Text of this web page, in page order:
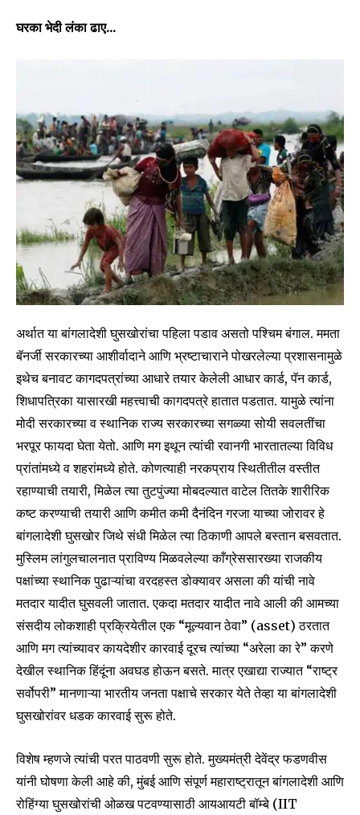
घरका भेदी लंका ढाए…
अर्थात या बांगलादेशी घुसखोरांचा पहिला पडाव असतो पश्चिम बंगाल. ममता
बॅनर्जी सरकारच्या आशीर्वादाने आणि भ्रष्टाचाराने पोखरलेल्या प्रशासनामुळे
इथेच बनावट कागदपत्रांच्या आधारे तयार केलेली आधार कार्ड, पॅन कार्ड,
शिधापत्रिका यासारखी महत्त्वाची कागदपत्रे हातात पडतात. यामुळे त्यांना
मोदी सरकारच्या व स्थानिक राज्य सरकारच्या सगळ्या सोयी सवलतींचा
भरपूर फायदा घेता येतो. आणि मग इथून त्यांची रवानगी भारतातल्या विविध
प्रांतांमध्ये व शहरांमध्ये होते. कोणत्याही नरकप्राय स्थितीतील वस्तीत
रहाण्याची तयारी, मिळेल त्या तुटपुंज्या मोबदल्यात वाटेल तितके शारीरिक
कष्ट करण्याची तयारी आणि कमीत कमी दैनंदिन गरजा याच्या जोरावर हे
बांगलादेशी घुसखोर जिथे संधी मिळेल त्या ठिकाणी आपले बस्तान बसवतात.
मुस्लिम लांगुलचालनात प्राविण्य मिळवलेल्या काँग्रेससारख्या राजकीय
पक्षांच्या स्थानिक पुढाऱ्यांचा वरदहस्त डोक्यावर असला की यांची नावे
मतदार यादीत घुसवली जातात. एकदा मतदार यादीत नावे आली की आमच्या
संसदीय लोकशाही प्रक्रियेतील एक “मूल्यवान ठेवा” (asset) ठरतात
आणि मग त्यांच्यावर कायदेशीर कारवाई दूरच त्यांच्या “अरेला का रे” करणे
देखील स्थानिक हिंदूंना अवघड होऊन बसते. मात्र एखाद्या राज्यात “राष्ट्र
सर्वोपरी” मानणाऱ्या भारतीय जनता पक्षाचे सरकार येते तेव्हा या बांगलादेशी
घुसखोरांवर धडक कारवाई सुरू होते.
विशेष म्हणजे त्यांची परत पाठवणी सुरू होते. मुख्यमंत्री देवेंद्र फडणवीस
यांनी घोषणा केली आहे की, मुंबई आणि संपूर्ण महाराष्ट्रातून बांगलादेशी आणि
रोहिंग्या घुसखोरांची ओळख पटवण्यासाठी आयआयटी बॉम्बे (IIT